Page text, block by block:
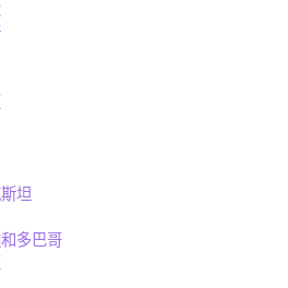
坦
多巴哥